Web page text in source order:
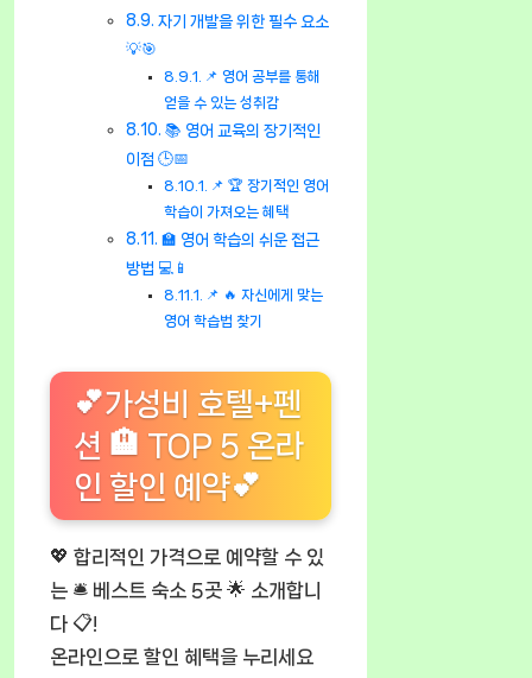
자기 개발을 위한 필수 요소
💡🎯
📌 영어 공부를 통해
얻을 수 있는 성취감
📚 영어 교육의 장기적인
이점 🕒📅
📌 🏆 장기적인 영어
학습이 가져오는 혜택
🏫 영어 학습의 쉬운 접근
방법 💻📱
📌 🔥 자신에게 맞는
영어 학습법 찾기
💕가성비 호텔+펜
션 🏨 TOP 5 온라
인 할인 예약💕
💖 합리적인 가격으로 예약할 수 있
는 🛎️ 베스트 숙소 5곳 🌟 소개합니
다 📋!
온라인으로 할인 혜택을 누리세요